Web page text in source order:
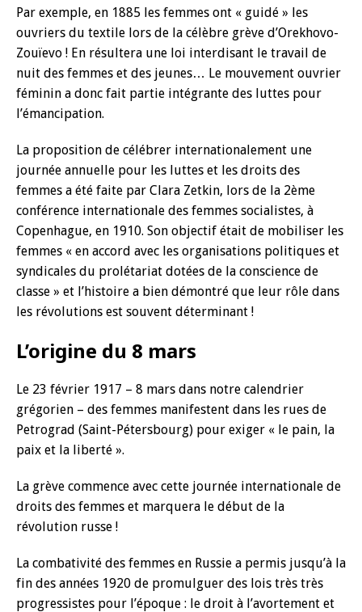
Par exemple, en 1885 les femmes ont « guidé » les
ouvriers du textile lors de la célèbre grève d’Orekhovo-
Zouïevo ! En résultera une loi interdisant le travail de
nuit des femmes et des jeunes… Le mouvement ouvrier
féminin a donc fait partie intégrante des luttes pour
l’émancipation.
La proposition de célébrer internationalement une
journée annuelle pour les luttes et les droits des
femmes a été faite par Clara Zetkin, lors de la 2ème
conférence internationale des femmes socialistes, à
Copenhague, en 1910. Son objectif était de mobiliser les
femmes « en accord avec les organisations politiques et
syndicales du prolétariat dotées de la conscience de
classe » et l’histoire a bien démontré que leur rôle dans
les révolutions est souvent déterminant !
L’origine du 8 mars
Le 23 février 1917 – 8 mars dans notre calendrier
grégorien – des femmes manifestent dans les rues de
Petrograd (Saint-Pétersbourg) pour exiger « le pain, la
paix et la liberté ».
La grève commence avec cette journée internationale de
droits des femmes et marquera le début de la
révolution russe !
La combativité des femmes en Russie a permis jusqu’à la
fin des années 1920 de promulguer des lois très très
progressistes pour l’époque : le droit à l’avortement et